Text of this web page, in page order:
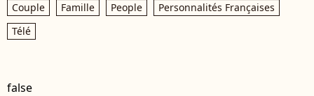
Couple Famille People
Personnalités Françaises
Télé
false